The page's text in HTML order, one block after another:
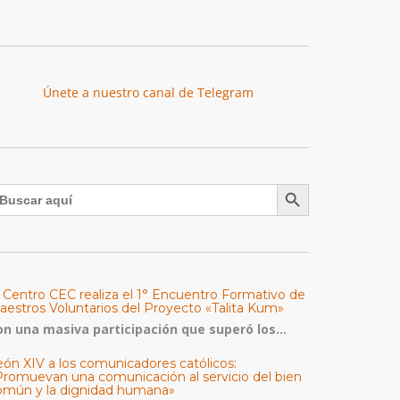
Únete a nuestro canal de Telegram
Botón de búsqueda
Centro CEC realiza el 1° Encuentro Formativo de
Voluntarios del Proyecto «Talita Kum»
una masiva participación que superó los...
XIV a los comunicadores católicos:
una comunicación al servicio del bien
y la dignidad humana»